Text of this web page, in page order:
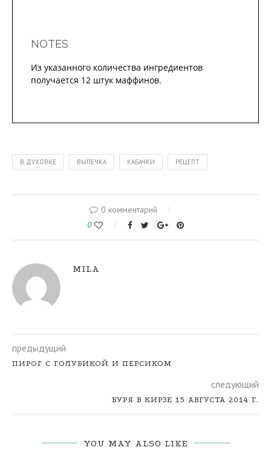
NOTES
Из указанного количества ингредиентов
получается 12 штук маффинов.
В ДУХОВКЕ ВЫПЕЧКА КАБАЧКИ РЕЦЕПТ
0 комментарий
0
MILA
предыдущий
ПИРОГ С ГОЛУБИКОЙ И ПЕРСИКОМ
следующий
БУРЯ В КИРЗЕ 15 АВГУСТА 2014 Г.
YOU MAY ALSO LIKE